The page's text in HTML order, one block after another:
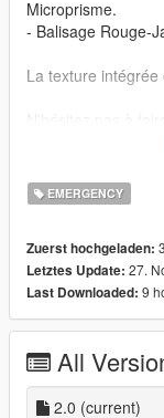
Microprisme.
- Balisage Rouge-
La texture
Les textures
- Texture Balisage
intégré
- Microprisme
mods.com/misc/
microprisme-
EMERGENCY
Zuerst hochgeladen:
Letztes Update: 27.
Last Downloaded: 9
All
2.0 (current)